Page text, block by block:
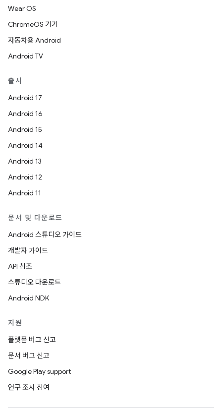
Wear OS
ChromeOS 기기
자동차용 Android
Android TV
출시
Android 17
Android 16
Android 15
Android 14
Android 13
Android 12
Android 11
문서 및 다운로드
Android 스튜디오 가이드
개발자 가이드
API 참조
스튜디오 다운로드
Android NDK
지원
플랫폼 버그 신고
문서 버그 신고
Google Play support
연구 조사 참여